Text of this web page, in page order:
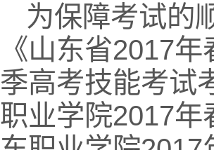
为保障考试的
《山东省2017
季高考技能考试
职业学院2017